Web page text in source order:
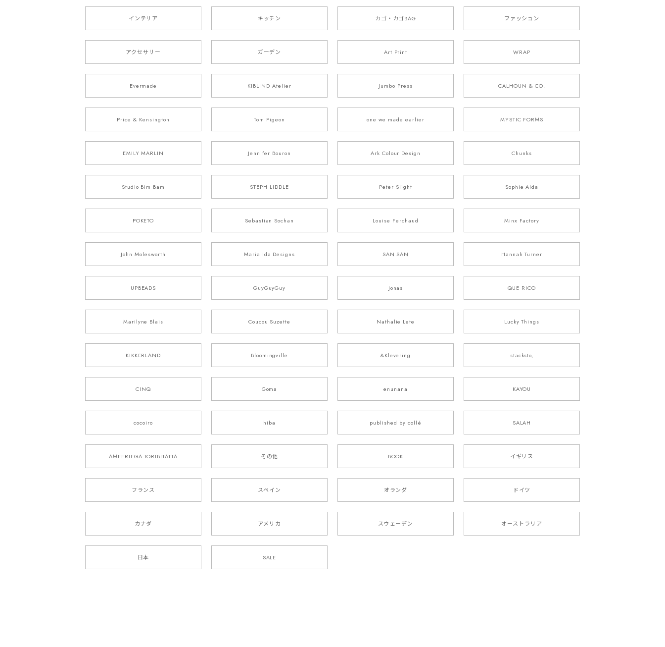
インテリア キッチン カゴ・カゴBAG ファッション
アクセサリー ガーデン Art Print WRAP
Evermade KIBLIND Atelier Jumbo Press CALHOUN & CO.
Price & Kensington Tom Pigeon one we made earlier MYSTIC FORMS
EMILY MARLIN Jennifer Bouron Ark Colour Design Chunks
Studio Bim Bam STEPH LIDDLE Peter Slight Sophie Alda
POKETO Sebastian Sochan Louise Ferchaud Minx Factory
John Molesworth Maria Ida Designs SAN SAN Hannah Turner
UPBEADS GuyGuyGuy Jonas QUE RICO
Marilyne Blais Coucou Suzette Nathalie Lete Lucky Things
KIKKERLAND Bloomingville &Klevering stacksto,
CINQ Goma enunana KAYOU
cocoiro hiba published by collé SALAH
AMEERIEGA TORIBITATTA その他 BOOK イギリス
フランス スペイン オランダ ドイツ
カナダ アメリカ スウェーデン オーストラリア
日本 SALE